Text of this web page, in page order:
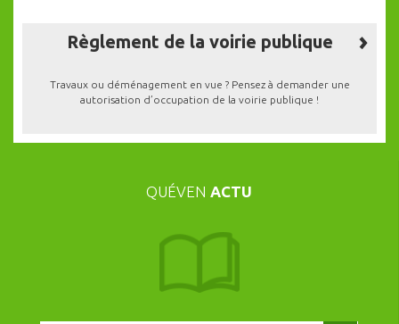
Règlement de la voirie publique
Travaux ou déménagement en vue ? Pensez à demander une
autorisation d’occupation de la voirie publique !
QUÉVEN ACTU